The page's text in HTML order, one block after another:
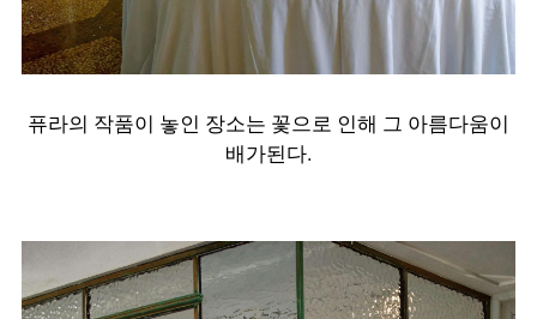
퓨라의 작품이 놓인 장소는 꽃으로 인해 그 아름다움이
배가된다.